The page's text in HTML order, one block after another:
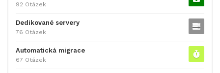
92 Otázek
Dedikované servery
76 Otázek
Automatická migrace
67 Otázek